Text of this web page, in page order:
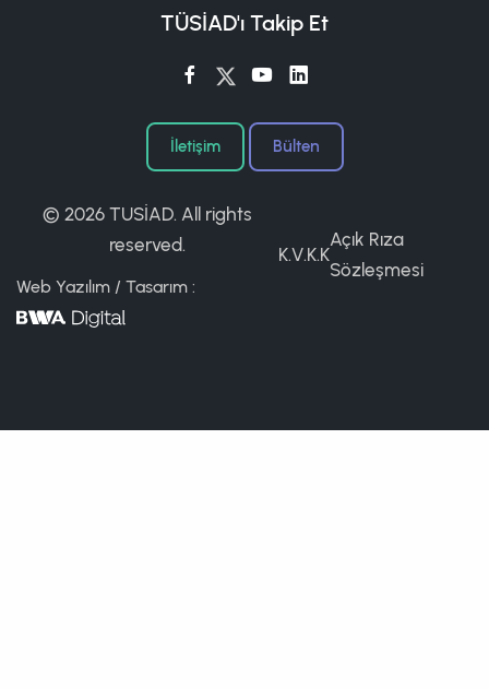
TÜSİAD'ı Takip Et
İletişim Bülten
© 2026 TUSİAD. All rights
reserved.
Web Yazılım / Tasarım :
K.V.K.K
Açık Rıza
Sözleşmesi